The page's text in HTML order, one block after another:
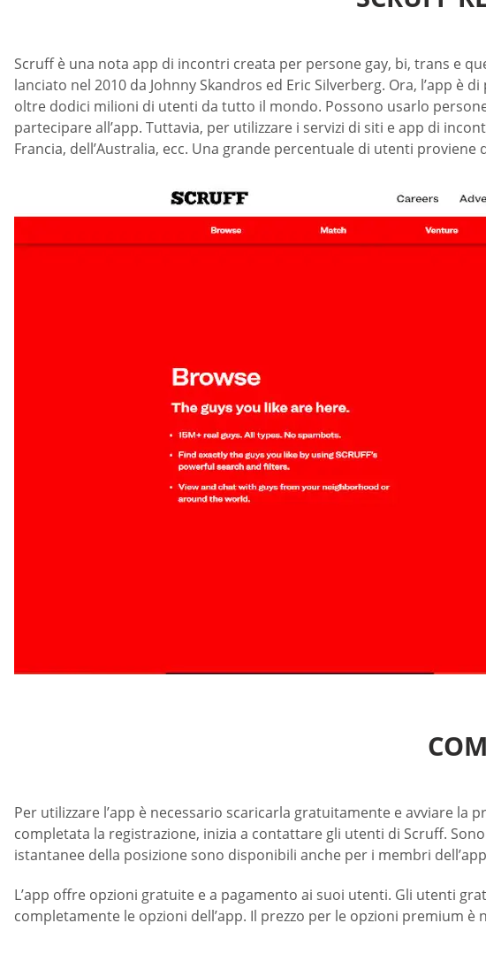
Scruff è una nota app di incontri creata per persone gay, bi, trans e
lanciato nel 2010 da Johnny Skandros ed Eric Silverberg. Ora, l’app
oltre dodici milioni di utenti da tutto il mondo. Possono usarlo
partecipare all’app. Tuttavia, per utilizzare i servizi di siti e app di
Francia, dell’Australia, ecc. Una grande percentuale di utenti proviene
Per utilizzare l’app è necessario scaricarla gratuitamente e avviare
completata la registrazione, inizia a contattare gli utenti di Scruff.
istantanee della posizione sono disponibili anche per i membri
L’app offre opzioni gratuite e a pagamento ai suoi utenti. Gli utenti
completamente le opzioni dell’app. Il prezzo per le opzioni premium è